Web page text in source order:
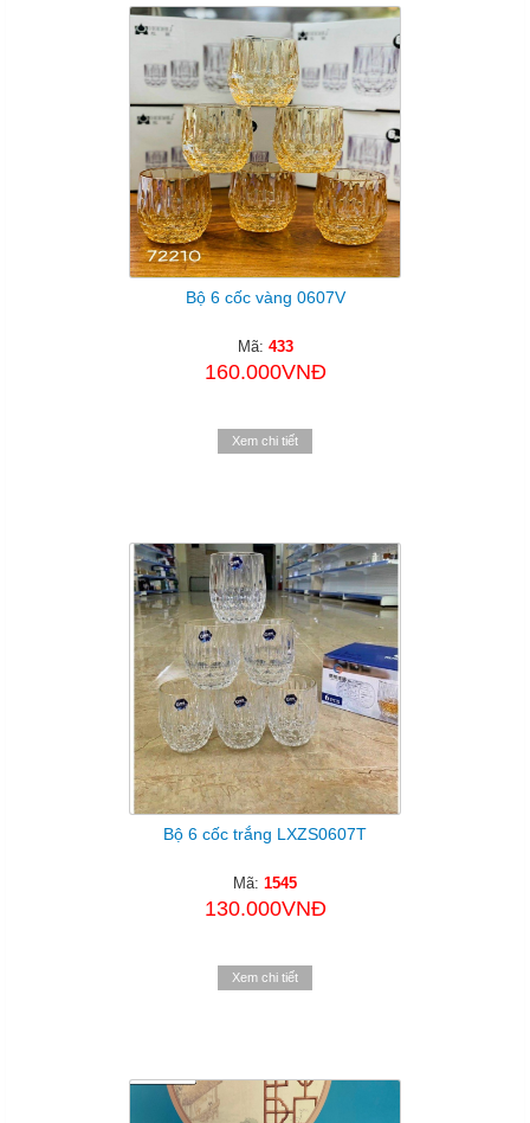
Bộ 6 cốc vàng 0607V
Mã: 433
160.000VNĐ
Xem chi tiết
Bộ 6 cốc trắng LXZS0607T
Mã: 1545
130.000VNĐ
Xem chi tiết